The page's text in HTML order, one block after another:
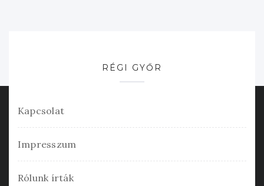
RÉGI GYŐR
Kapcsolat
Impresszum
Rólunk írták